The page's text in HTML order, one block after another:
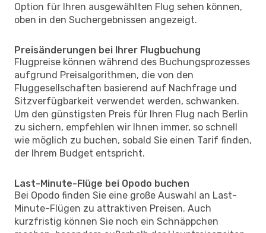
Option für Ihren ausgewählten Flug sehen können,
oben in den Suchergebnissen angezeigt.
Preisänderungen bei Ihrer Flugbuchung
Flugpreise können während des Buchungsprozesses
aufgrund Preisalgorithmen, die von den
Fluggesellschaften basierend auf Nachfrage und
Sitzverfügbarkeit verwendet werden, schwanken.
Um den günstigsten Preis für Ihren Flug nach Berlin
zu sichern, empfehlen wir Ihnen immer, so schnell
wie möglich zu buchen, sobald Sie einen Tarif finden,
der Ihrem Budget entspricht.
Last-Minute-Flüge bei Opodo buchen
Bei Opodo finden Sie eine große Auswahl an Last-
Minute-Flügen zu attraktiven Preisen. Auch
kurzfristig können Sie noch ein Schnäppchen